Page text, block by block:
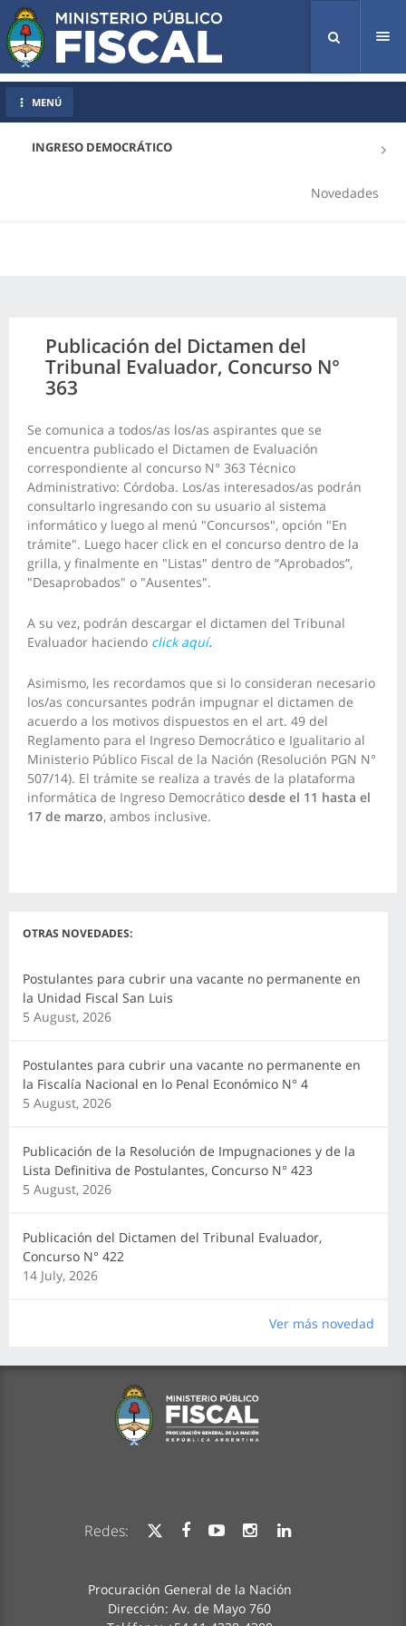
INGRESO DEMOCRÁTICO
Novedades
MENÚ
Publicación del Dictamen del
Tribunal Evaluador, Concurso N°
363
Se comunica a todos/as los/as aspirantes que se
encuentra publicado el Dictamen de Evaluación
correspondiente al concurso N° 363 Técnico
Administrativo: Córdoba. Los/as interesados/as podrán
consultarlo ingresando con su usuario al sistema
informático y luego al menú "Concursos", opción "En
trámite". Luego hacer click en el concurso dentro de la
grilla, y finalmente en "Listas" dentro de “Aprobados”,
"Desaprobados" o "Ausentes".
A su vez, podrán descargar el dictamen del Tribunal
Evaluador haciendo click aquí.
Asimismo, les recordamos que si lo consideran necesario
los/as concursantes podrán impugnar el dictamen de
acuerdo a los motivos dispuestos en el art. 49 del
Reglamento para el Ingreso Democrático e Igualitario al
Ministerio Público Fiscal de la Nación (Resolución PGN N°
507/14). El trámite se realiza a través de la plataforma
informática de Ingreso Democrático desde el 11 hasta el
17 de marzo, ambos inclusive.
OTRAS NOVEDADES:
Postulantes para cubrir una vacante no permanente en
la Unidad Fiscal San Luis
5 August, 2026
Postulantes para cubrir una vacante no permanente en
la Fiscalía Nacional en lo Penal Económico N° 4
5 August, 2026
Publicación de la Resolución de Impugnaciones y de la
Lista Definitiva de Postulantes, Concurso N° 423
5 August, 2026
Publicación del Dictamen del Tribunal Evaluador,
Concurso N° 422
14 July, 2026
Ver más novedad
Redes:
Procuración General de la Nación
Dirección: Av. de Mayo 760